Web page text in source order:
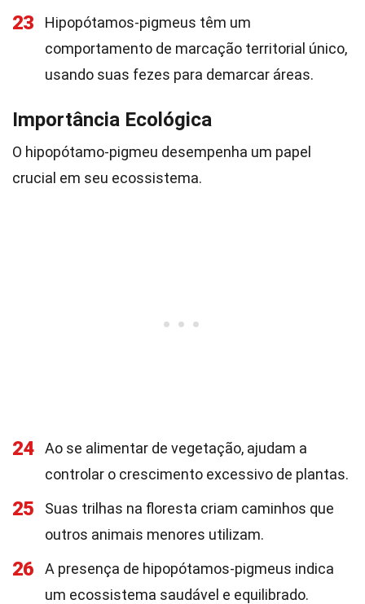
23
Hipopótamos-pigmeus têm um
comportamento de marcação territorial único,
usando suas fezes para demarcar áreas.
Importância Ecológica
O hipopótamo-pigmeu desempenha um papel
crucial em seu ecossistema.
24
Ao se alimentar de vegetação, ajudam a
controlar o crescimento excessivo de plantas.
25
Suas trilhas na floresta criam caminhos que
outros animais menores utilizam.
26
A presença de hipopótamos-pigmeus indica
um ecossistema saudável e equilibrado.